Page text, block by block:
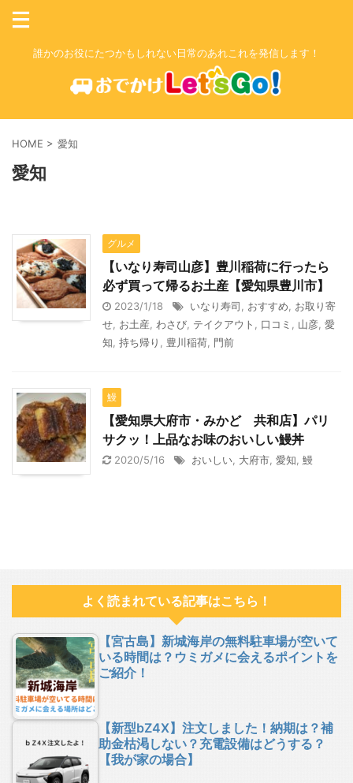
誰かのお役にたつかもしれない日常のあれこれを発信します！
HOME > 愛知
愛知
グルメ
【いなり寿司山彦】豊川稲荷に行ったら
必ず買って帰るお土産【愛知県豊川市】
2023/1/18 いなり寿司 おすすめ
お取り寄
せ お土産 わさび テイクアウト 口コミ 山彦 愛
知 持ち帰り 豊川稲荷 門前
鰻
【愛知県大府市・みかど 共和店】パリ
サクッ！上品なお味のおいしい鰻丼
2020/5/16 おいしい 大府市 愛知 鰻
よく読まれている記事はこちら！
【宮古島】新城海岸の無料駐車場が空いて
いる時間は？ウミガメに会えるポイントを
ご紹介！
【新型bZ4X】注文しました！納期は？補
助金枯渇しない？充電設備はどうする？
【我が家の場合】